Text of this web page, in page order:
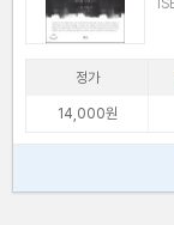
정가
14,000원